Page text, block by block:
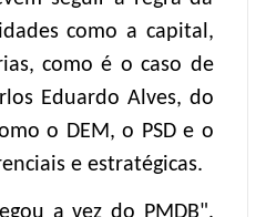
como a capital,
como é o caso de
Eduardo Alves, do
o DEM, o PSD e o
e estratégicas.